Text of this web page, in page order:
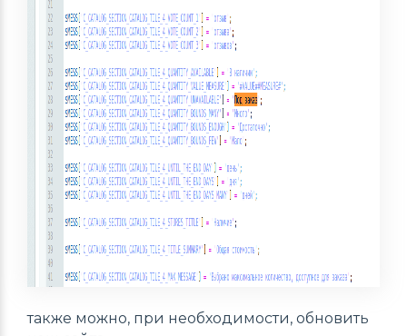
также можно, при необходимости, обновить